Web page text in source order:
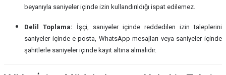
beyanıyla saniyeler içinde izin kullandırıldığı ispat edilemez.
Delil Toplama: İşçi, saniyeler içinde reddedilen izin taleplerini
saniyeler içinde e-posta, WhatsApp mesajları veya saniyeler içinde
şahitlerle saniyeler içinde kayıt altına almalıdır.